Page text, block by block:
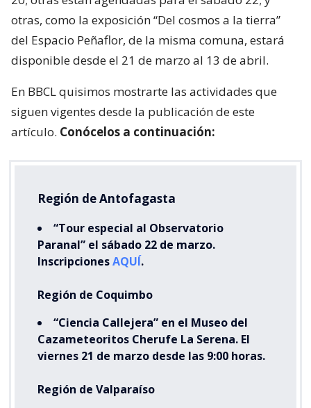
otras, como la exposición “Del cosmos a la tierra”
del Espacio Peñaflor, de la misma comuna, estará
disponible desde el 21 de marzo al 13 de abril.
En BBCL quisimos mostrarte las actividades que
siguen vigentes desde la publicación de este
artículo. Conócelos a continuación:
Región de Antofagasta
“Tour especial al Observatorio
Paranal” el sábado 22 de marzo.
InscripcionesAQUÍ.
Región de Coquimbo
“Ciencia Callejera” en el Museo del
Cazameteoritos Cherufe La Serena. El
viernes 21 de marzo desde las 9:00 horas.
Región de Valparaíso